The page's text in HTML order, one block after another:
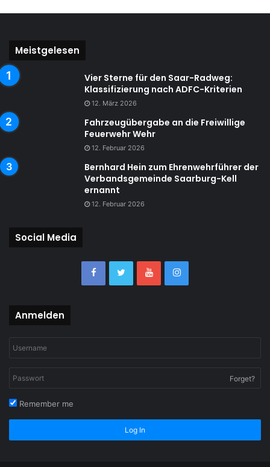
Meistgelesen
Vier Sterne für den Saar-Radweg:
Klassifizierung nach ADFC-Kriterien
12. März 2026
Fahrzeugübergabe an die Freiwillige
Feuerwehr Wehr
12. Februar 2026
Bernhard Hein zum Ehrenwehrführer der
Verbandsgemeinde Saarburg-Kell
ernannt
12. Februar 2026
Social Media
Anmelden
Forget?
Remember me
Log In